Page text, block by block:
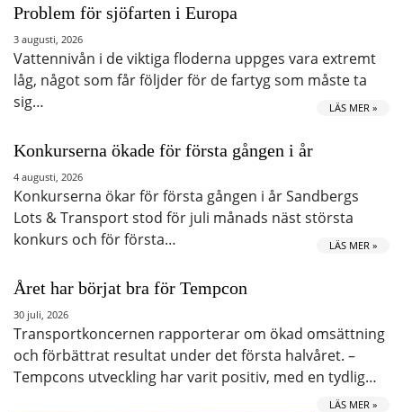
Problem för sjöfarten i Europa
3 augusti, 2026
Vattennivån i de viktiga floderna uppges vara extremt
låg, något som får följder för de fartyg som måste ta
sig…
LÄS MER »
Konkurserna ökade för första gången i år
4 augusti, 2026
Konkurserna ökar för första gången i år Sandbergs
Lots & Transport stod för juli månads näst största
konkurs och för första…
LÄS MER »
Året har börjat bra för Tempcon
30 juli, 2026
Transportkoncernen rapporterar om ökad omsättning
och förbättrat resultat under det första halvåret. –
Tempcons utveckling har varit positiv, med en tydlig…
LÄS MER »